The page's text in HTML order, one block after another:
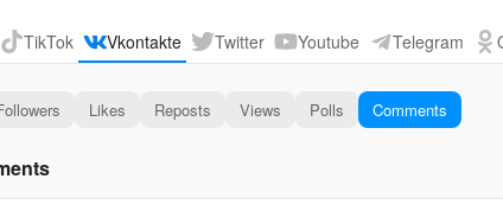
TikTok Vkontakte Twitter Youtube Telegram
Likes Reposts Views Polls Comments